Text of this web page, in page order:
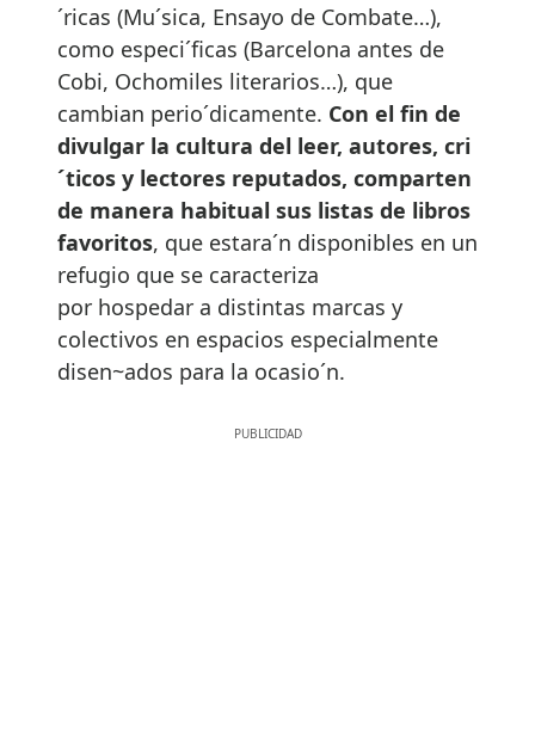
´ricas (Mu´sica, Ensayo de Combate…),
como especi´ficas (Barcelona antes de
Cobi, Ochomiles literarios…), que
cambian perio´dicamente. Con el fin de
divulgar la cultura del leer, autores, cri
´ticos y lectores reputados, comparten
de manera habitual sus listas de libros
favoritos, que estara´n disponibles en un
refugio que se caracteriza
por hospedar a distintas marcas y
colectivos en espacios especialmente
disen~ados para la ocasio´n.